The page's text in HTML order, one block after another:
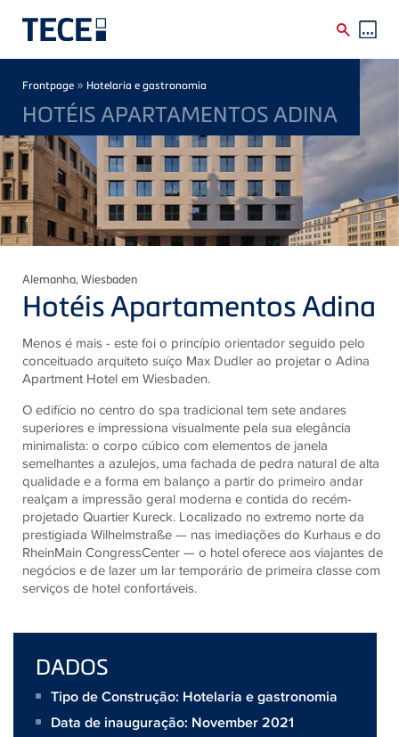
Breadcrumb
Frontpage » Hotelaria e gastronomia
HOTÉIS APARTAMENTOS ADINA
Alemanha, Wiesbaden
Hotéis Apartamentos Adina
Menos é mais - este foi o princípio orientador seguido pelo
conceituado arquiteto suíço Max Dudler ao projetar o Adina
Apartment Hotel em Wiesbaden.
O edifício no centro do spa tradicional tem sete andares
superiores e impressiona visualmente pela sua elegância
minimalista: o corpo cúbico com elementos de janela
semelhantes a azulejos, uma fachada de pedra natural de alta
qualidade e a forma em balanço a partir do primeiro andar
realçam a impressão geral moderna e contida do recém-
projetado Quartier Kureck. Localizado no extremo norte da
prestigiada Wilhelmstraße — nas imediações do Kurhaus e do
RheinMain CongressCenter — o hotel oferece aos viajantes de
negócios e de lazer um lar temporário de primeira classe com
serviços de hotel confortáveis.
DADOS
Tipo de Construção: Hotelaria e gastronomia
Data de inauguração: November 2021